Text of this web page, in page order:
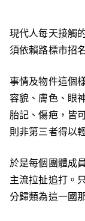
現代人每天接觸
須依賴路標市招
事情及物件這個
容貌、膚色、眼
胎記、傷疤，皆
則非第三者得以
於是每個團體成
主流拉扯追打。
分歸類為這一國